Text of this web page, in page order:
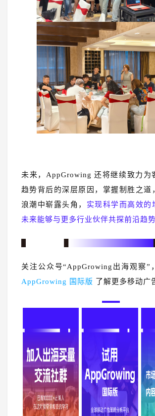
未来，AppGrowing 还将继续致力为
趋势背后的深层原因，掌握制胜之道
浪潮中崭露头角， 实现科学而高效的
未来能够与更多行业伙伴共探前沿趋势
关注公众号“AppGrowing出海观察”
AppGrowing 国际版 了解更多移动广